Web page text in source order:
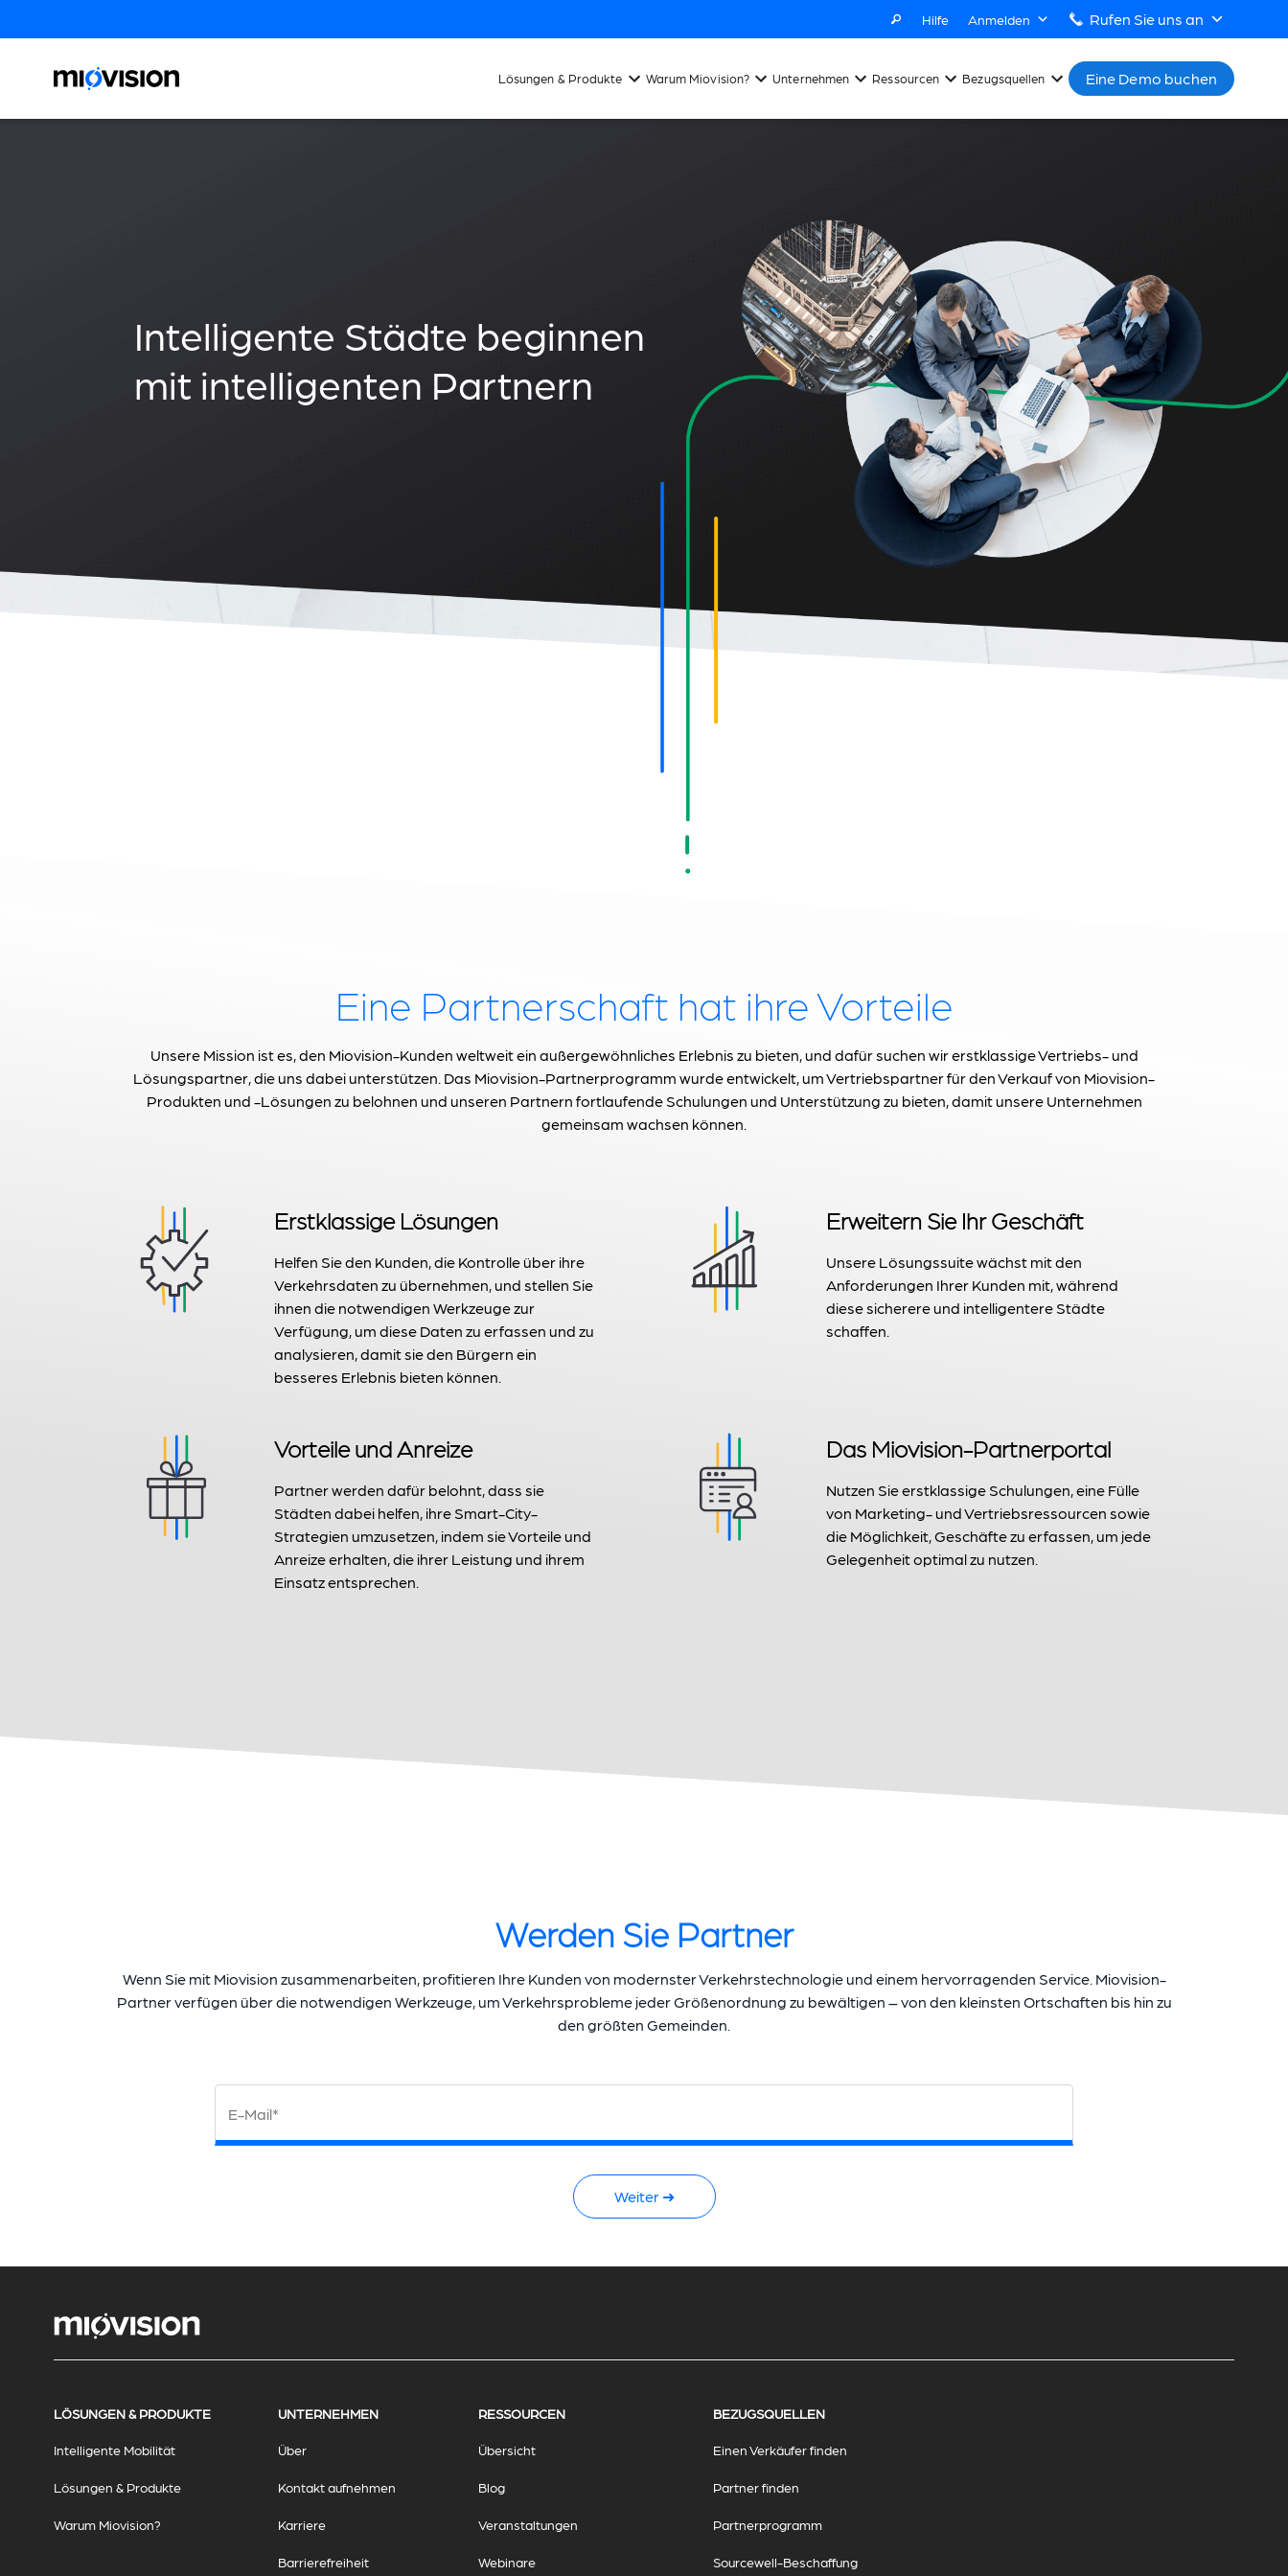
Hilfe Anmelden Rufen Sie uns an
Lösungen & Produkte Warum Miovision? Unternehmen Ressourcen Bezugsquellen Eine Demo buchen
Intelligente Städte beginnen
mit intelligenten Partnern
Eine Partnerschaft hat ihre Vorteile
Unsere Mission ist es, den Miovision-Kunden weltweit ein außergewöhnliches Erlebnis zu bieten, und dafür suchen wir erstklassige Vertriebs- und
Lösungspartner, die uns dabei unterstützen. Das Miovision-Partnerprogramm wurde entwickelt, um Vertriebspartner für den Verkauf von Miovision-
Produkten und -Lösungen zu belohnen und unseren Partnern fortlaufende Schulungen und Unterstützung zu bieten, damit unsere Unternehmen
gemeinsam wachsen können.
Erstklassige Lösungen
Helfen Sie den Kunden, die Kontrolle über ihre
Verkehrsdaten zu übernehmen, und stellen Sie
ihnen die notwendigen Werkzeuge zur
Verfügung, um diese Daten zu erfassen und zu
analysieren, damit sie den Bürgern ein
besseres Erlebnis bieten können.
Erweitern Sie Ihr Geschäft
Unsere Lösungssuite wächst mit den
Anforderungen Ihrer Kunden mit, während
diese sicherere und intelligentere Städte
schaffen.
Vorteile und Anreize
Partner werden dafür belohnt, dass sie
Städten dabei helfen, ihre Smart-City-
Strategien umzusetzen, indem sie Vorteile und
Anreize erhalten, die ihrer Leistung und ihrem
Einsatz entsprechen.
Das Miovision-Partnerportal
Nutzen Sie erstklassige Schulungen, eine Fülle
von Marketing- und Vertriebsressourcen sowie
die Möglichkeit, Geschäfte zu erfassen, um jede
Gelegenheit optimal zu nutzen.
Werden Sie Partner
Wenn Sie mit Miovision zusammenarbeiten, profitieren Ihre Kunden von modernster Verkehrstechnologie und einem hervorragenden Service. Miovision-
Partner verfügen über die notwendigen Werkzeuge, um Verkehrsprobleme jeder Größenordnung zu bewältigen – von den kleinsten Ortschaften bis hin zu
den größten Gemeinden.
E-Mail*
Weiter ➜
LÖSUNGEN & PRODUKTE
Intelligente Mobilität
Lösungen & Produkte
Warum Miovision?
UNTERNEHMEN
Über
Kontakt aufnehmen
Karriere
Barrierefreiheit
RESSOURCEN
Übersicht
Blog
Veranstaltungen
Webinare
BEZUGSQUELLEN
Einen Verkäufer finden
Partner finden
Partnerprogramm
Sourcewell-Beschaffung